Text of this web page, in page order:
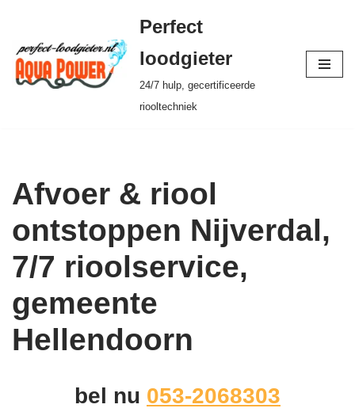
Ga
naar
de
Perfect
loodgieter
24/7 hulp, gecertificeerde
riooltechniek
Afvoer & riool
ontstoppen Nijverdal,
7/7 rioolservice,
gemeente
Hellendoorn
bel nu 053-2068303